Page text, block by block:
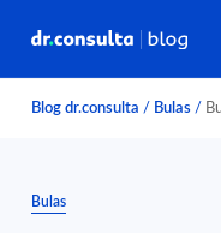
Blog dr.consulta / Bulas /
Bulas